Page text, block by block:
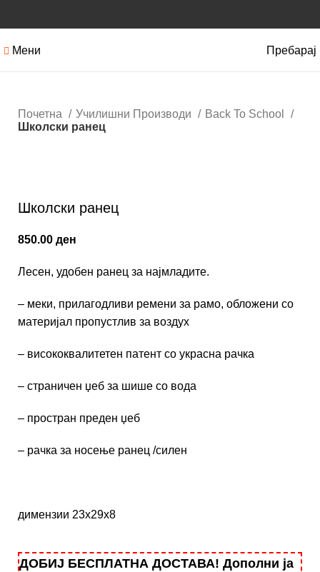
Мени Пребарај
Почетна Училишни Производи
Back To School
Школски ранец
Школски ранец
850.00 ден
Лесен, удобен ранец за најмладите.
– меки, прилагодливи ремени за рамо, обложени со
материјал пропустлив за воздух
– висококвалитетен патент со украсна рачка
– страничен џеб за шише со вода
– простран преден џеб
– рачка за носење ранец /силен
димензии 23х29х8
ДОБИЈ БЕСПЛАТНА ДОСТАВА! Дополни ја